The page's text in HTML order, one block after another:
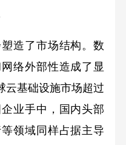
造了市场结构。数
络外部性造成了显
云基础设施市场超过
业手中，国内头部
领域同样占据主导